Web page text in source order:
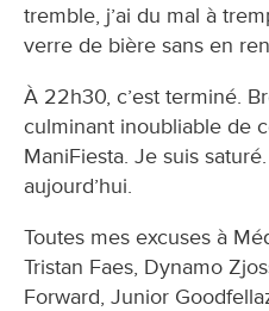
tremble, j’ai du mal à
verre de bière sans en
À 22h30, c’est terminé.
culminant inoubliable de
ManiFiesta. Je suis
aujourd’hui.
Toutes mes excuses à
Tristan Faes, Dynamo
Forward, Junior